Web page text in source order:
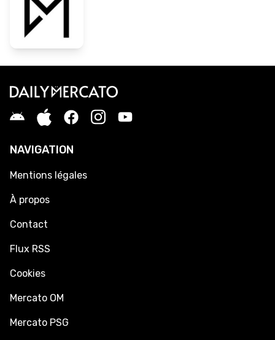
NAVIGATION
Mentions légales
À propos
Contact
Flux RSS
Cookies
Mercato OM
Mercato PSG